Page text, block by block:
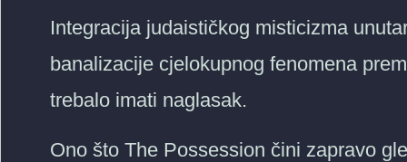
Integracija judaističkog misticizma
banalizacije cjelokupnog fenomena
trebalo imati naglasak.
Ono što The Possession čini zapravo